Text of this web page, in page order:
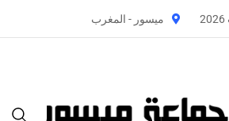
ميسور - المغرب